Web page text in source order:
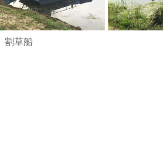
割草船